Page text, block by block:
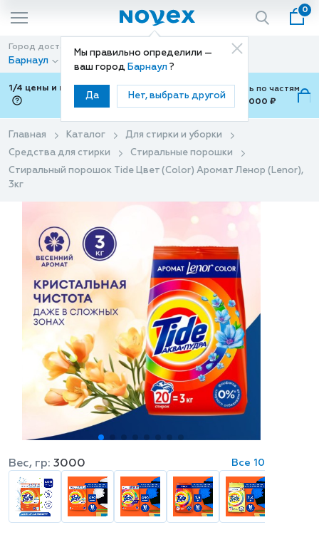
Мы правильно определили —
ваш город Барнаул ?
Да Нет, выбрать другой
0
Город доставки
Барнаул
Способ доставки
Доставка
1/4 цены и покупки ваши с Подели
Можно оплатить по частям
от 700 ₽ до 15,000 ₽
Главная Каталог
Для стирки и уборки
Средства для стирки
Стиральные порошки
Стиральный порошок Tide Цвет (Color) Аромат Ленор (Lenor),
3кг
Вес, гр: 3000 Все 10